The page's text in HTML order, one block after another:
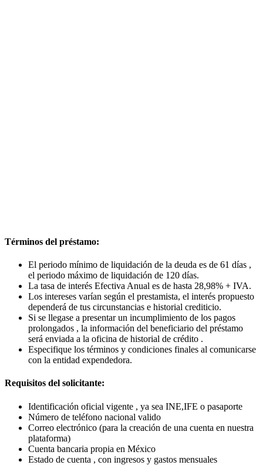
Términos del préstamo:
El periodo mínimo de liquidación de la deuda es de 61 días ,
el periodo máximo de liquidación de 120 días.
La tasa de interés Efectiva Anual es de hasta 28,98% + IVA.
Los intereses varían según el prestamista, el interés propuesto
dependerá de tus circunstancias e historial crediticio.
Si se llegase a presentar un incumplimiento de los pagos
prolongados , la información del beneficiario del préstamo
será enviada a la oficina de historial de crédito .
Especifique los términos y condiciones finales al comunicarse
con la entidad expendedora.
Requisitos del solicitante:
Identificación oficial vigente , ya sea INE,IFE o pasaporte
Número de teléfono nacional valido
Correo electrónico (para la creación de una cuenta en nuestra
plataforma)
Cuenta bancaria propia en México
Estado de cuenta , con ingresos y gastos mensuales